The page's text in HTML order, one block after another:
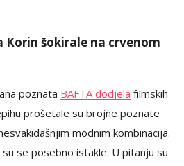
Korin šokirale na crvenom
poznata BAFTA dodjela filmskih
prošetale su brojne poznate
modnim kombinacija.
se posebno istakle. U pitanju su